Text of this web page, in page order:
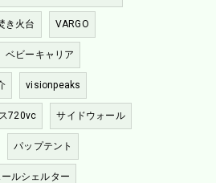
き火台 VARGO
ベビーキャリア
visionpeaks
720vc サイドウォール
パップテント
ルシェルター